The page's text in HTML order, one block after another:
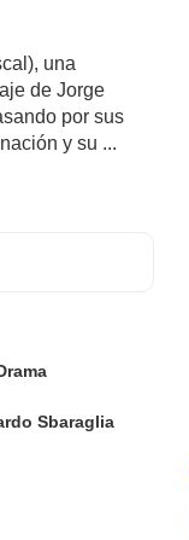
una
de Jorge
por sus
y su ...
Sbaraglia